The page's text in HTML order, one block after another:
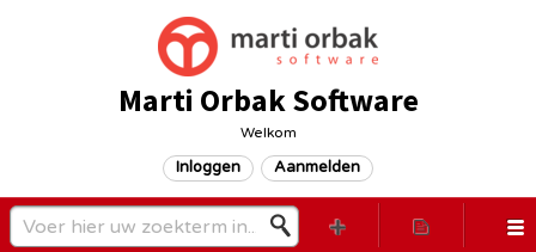
Marti Orbak Software
Welkom
Inloggen Aanmelden